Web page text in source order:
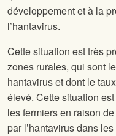
développement et à la
l’hantavirus.
Cette situation est très
zones rurales, qui sont
hantavirus et dont le
élevé. Cette situation
les fermiers en raison
par l’hantavirus dans